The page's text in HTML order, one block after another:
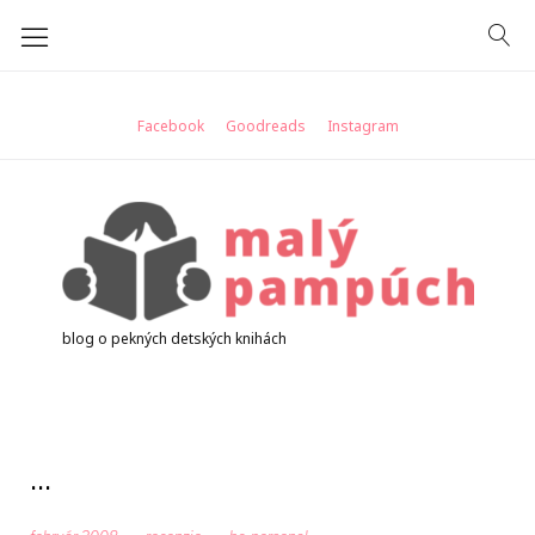
Facebook Goodreads Instagram
blog o pekných detských knihách
...